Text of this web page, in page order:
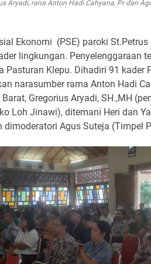
Aryadi, rana Anton Hadi Cahyana, Pr dan
Ekonomi (PSE) paroki St.Petrus
lingkungan. Penyelenggaraan
Pasturan Klepu. Dihadiri 91 kader
narasumber rama Anton Hadi
Gregorius Aryadi, SH.,MH
Loh Jinawi), ditemani Heri dan
dimoderatori Agus Suteja (Timpel